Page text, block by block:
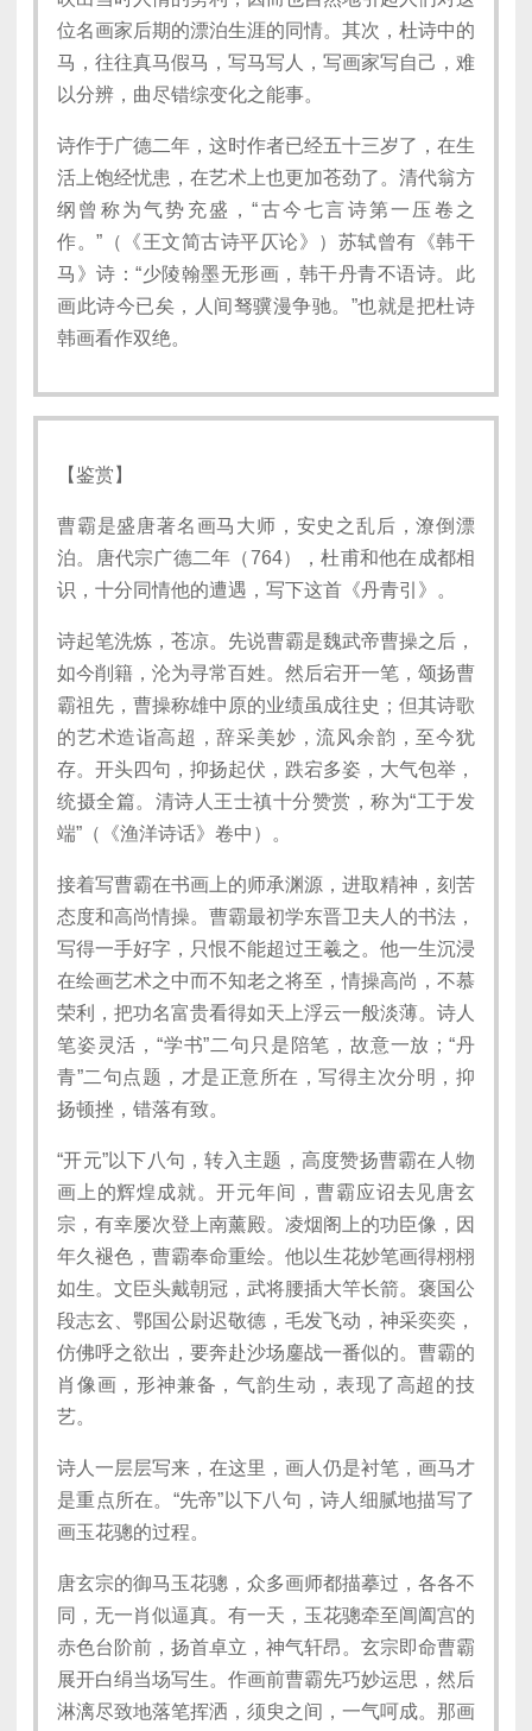
位名画家后期的漂泊生涯的同情。其次，杜诗中的
马，往往真马假马，写马写人，写画家写自己，难
以分辨，曲尽错综变化之能事。
诗作于广德二年，这时作者已经五十三岁了，在生
活上饱经忧患，在艺术上也更加苍劲了。清代翁方
纲曾称为气势充盛，“古今七言诗第一压卷之
作。”（《王文简古诗平仄论》）苏轼曾有《韩干
马》诗：“少陵翰墨无形画，韩干丹青不语诗。此
画此诗今已矣，人间驽骥漫争驰。”也就是把杜诗
韩画看作双绝。
【鉴赏】
曹霸是盛唐著名画马大师，安史之乱后，潦倒漂
泊。唐代宗广德二年（764），杜甫和他在成都相
识，十分同情他的遭遇，写下这首《丹青引》。
诗起笔洗炼，苍凉。先说曹霸是魏武帝曹操之后，
如今削籍，沦为寻常百姓。然后宕开一笔，颂扬曹
霸祖先，曹操称雄中原的业绩虽成往史；但其诗歌
的艺术造诣高超，辞采美妙，流风余韵，至今犹
存。开头四句，抑扬起伏，跌宕多姿，大气包举，
统摄全篇。清诗人王士禛十分赞赏，称为“工于发
端”（《渔洋诗话》卷中）。
接着写曹霸在书画上的师承渊源，进取精神，刻苦
态度和高尚情操。曹霸最初学东晋卫夫人的书法，
写得一手好字，只恨不能超过王羲之。他一生沉浸
在绘画艺术之中而不知老之将至，情操高尚，不慕
荣利，把功名富贵看得如天上浮云一般淡薄。诗人
笔姿灵活，“学书”二句只是陪笔，故意一放；“丹
青”二句点题，才是正意所在，写得主次分明，抑
扬顿挫，错落有致。
“开元”以下八句，转入主题，高度赞扬曹霸在人物
画上的辉煌成就。开元年间，曹霸应诏去见唐玄
宗，有幸屡次登上南薰殿。凌烟阁上的功臣像，因
年久褪色，曹霸奉命重绘。他以生花妙笔画得栩栩
如生。文臣头戴朝冠，武将腰插大竿长箭。褒国公
段志玄、鄂国公尉迟敬德，毛发飞动，神采奕奕，
仿佛呼之欲出，要奔赴沙场鏖战一番似的。曹霸的
肖像画，形神兼备，气韵生动，表现了高超的技
艺。
诗人一层层写来，在这里，画人仍是衬笔，画马才
是重点所在。“先帝”以下八句，诗人细腻地描写了
画玉花骢的过程。
唐玄宗的御马玉花骢，众多画师都描摹过，各各不
同，无一肖似逼真。有一天，玉花骢牵至阊阖宫的
赤色台阶前，扬首卓立，神气轩昂。玄宗即命曹霸
展开白绢当场写生。作画前曹霸先巧妙运思，然后
淋漓尽致地落笔挥洒，须臾之间，一气呵成。那画